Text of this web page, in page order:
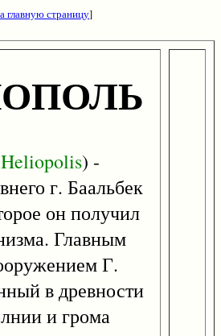
главную страницу]
Heliopolis) -
г. Баальбек
он получил
Главным
Г.
в древности
и грома